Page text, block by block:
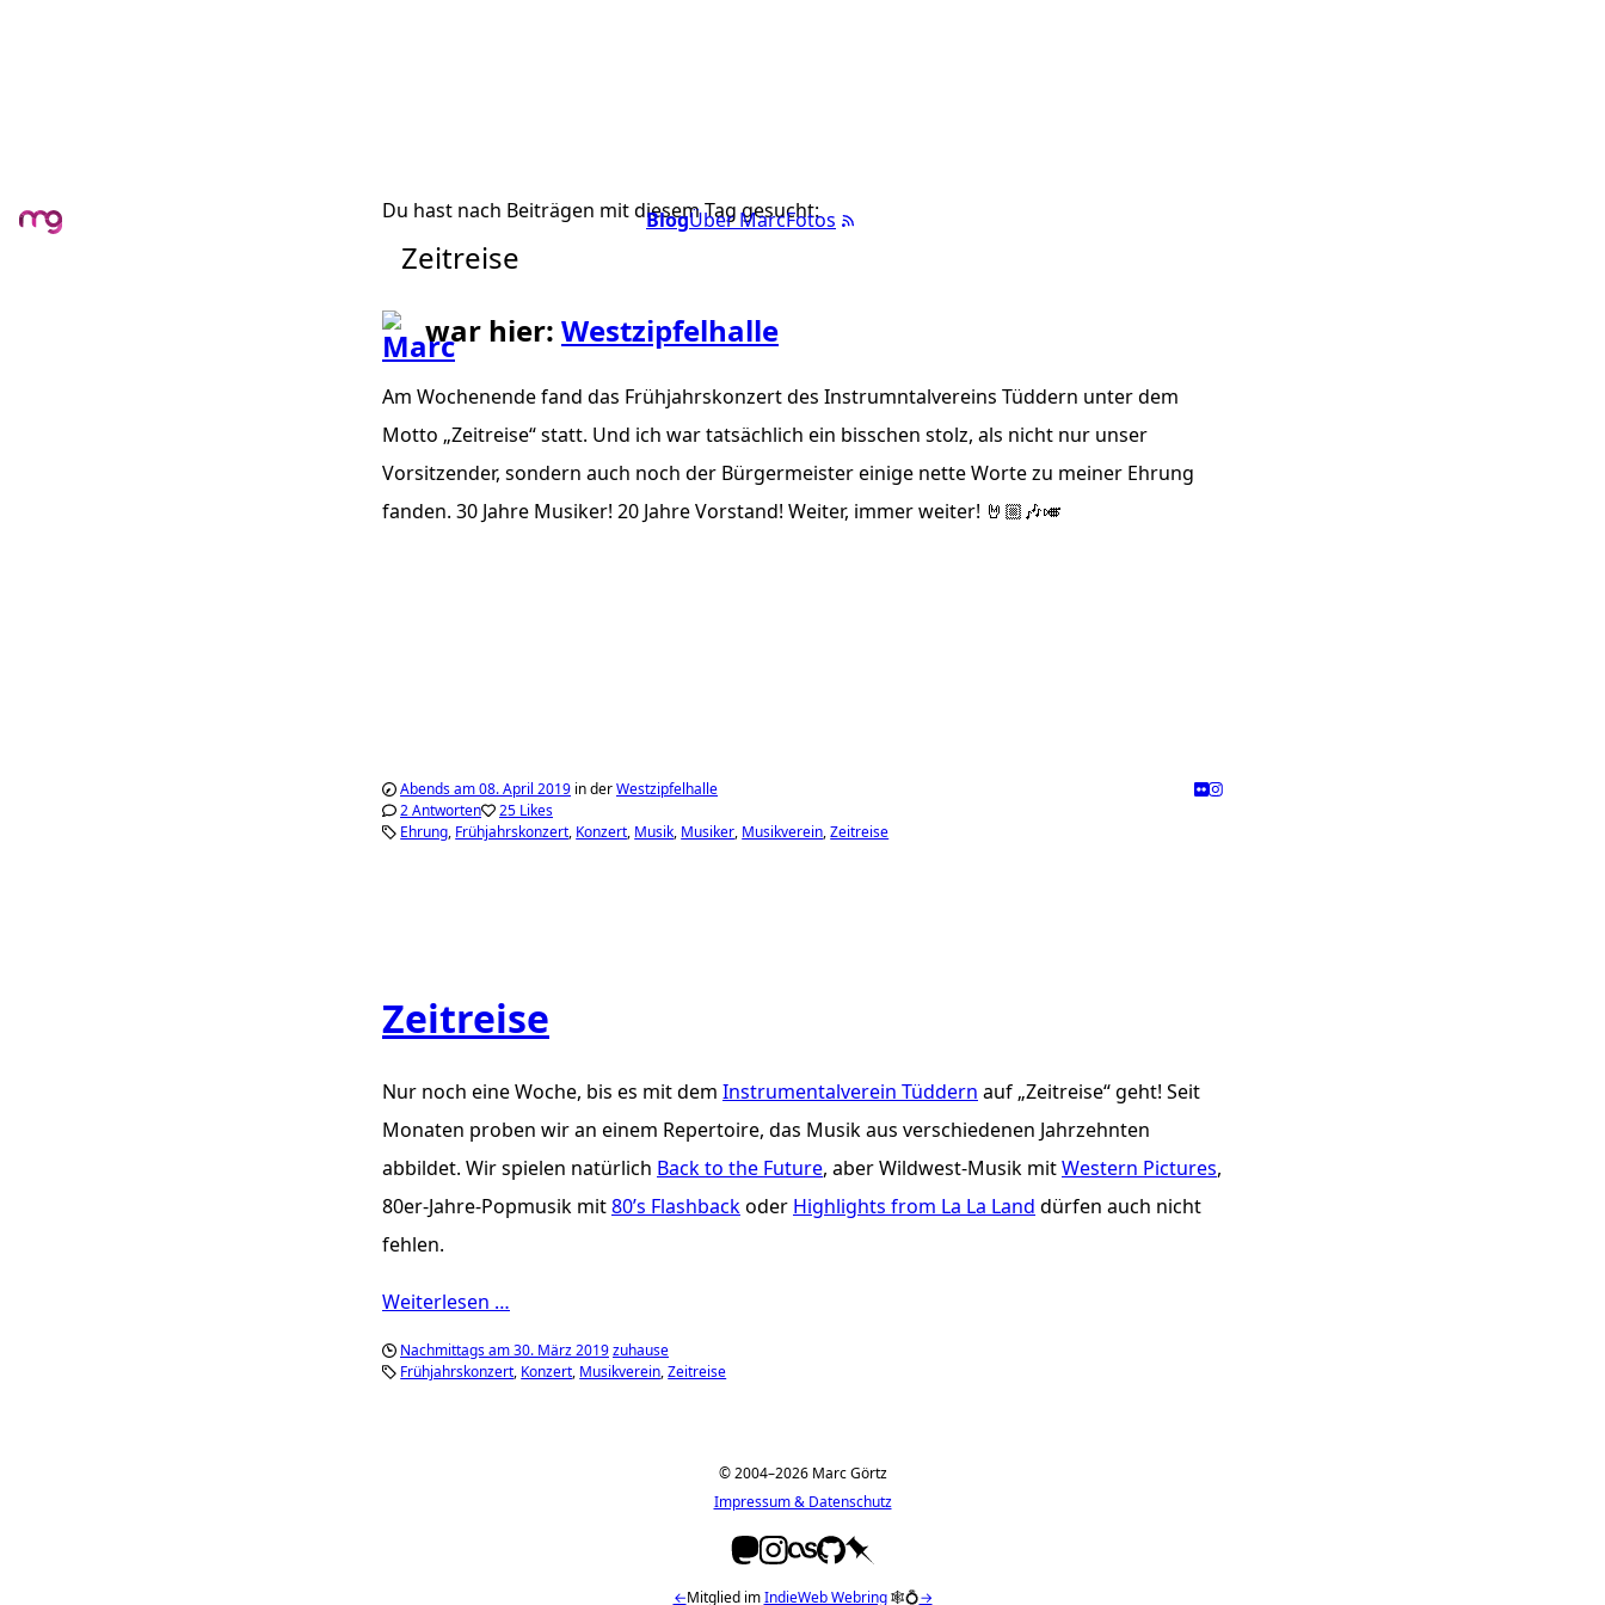
BlogÜber MarcFotos
Du hast nach Beiträgen mit diesem Tag gesucht:
Zeitreise
war hier: Westzipfelhalle
Am Wochenende fand das Frühjahrskonzert des Instrumntalvereins Tüddern unter dem
Motto „Zeitreise“ statt. Und ich war tatsächlich ein bisschen stolz, als nicht nur unser
Vorsitzender, sondern auch noch der Bürgermeister einige nette Worte zu meiner Ehrung
fanden. 30 Jahre Musiker! 20 Jahre Vorstand! Weiter, immer weiter! 🤘🏼🎶🎺
Abends am 08. April 2019 in derWestzipfelhalle
2 Antworten
25 Likes
Ehrung Frühjahrskonzert Konzert Musik Musiker Musikverein Zeitreise
Zeitreise
Nur noch eine Woche, bis es mit dem Instrumentalverein Tüddern auf „Zeitreise“ geht! Seit
Monaten proben wir an einem Repertoire, das Musik aus verschiedenen Jahrzehnten
abbildet. Wir spielen natürlich Back to the Future, aber Wildwest-Musik mitWestern Pictures,
80er-Jahre-Popmusik mit80’s Flashbackoder Highlights from La La Land dürfen auch nicht
fehlen.
Weiterlesen …
Nachmittags am 30. März 2019zuhause
Frühjahrskonzert Konzert Musikverein Zeitreise
© 2004–2026 Marc Görtz
Impressum & Datenschutz
←Mitglied imIndieWeb Webring🕸💍→